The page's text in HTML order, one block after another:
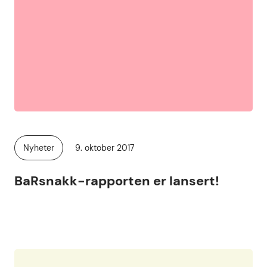
BaRsnakk-rapporten er lansert!
Kategori:
Nyheter Publisert
9. oktober 2017